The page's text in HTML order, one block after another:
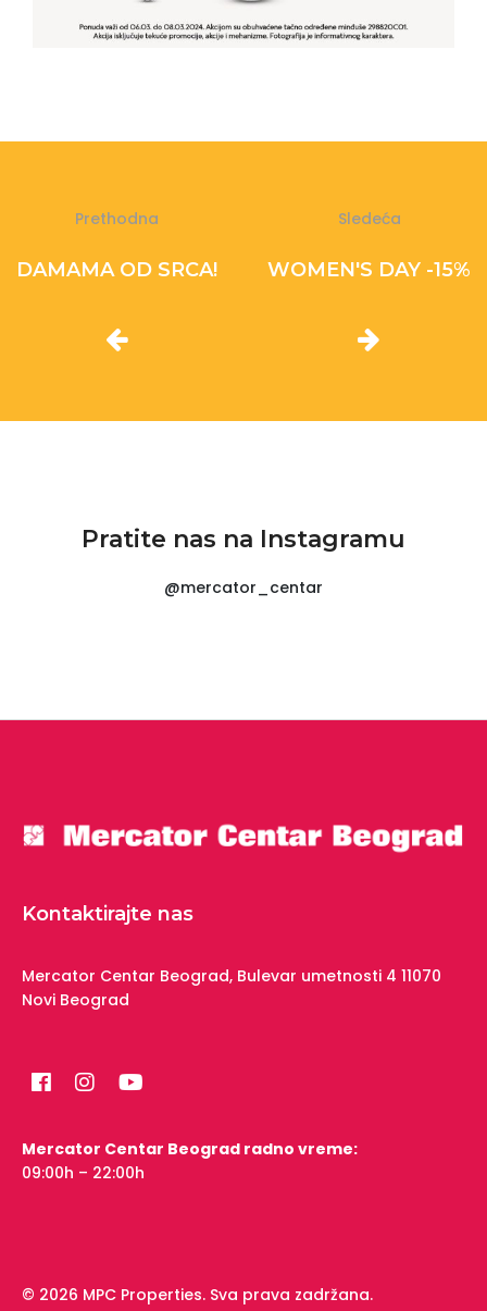
Prethodna
DAMAMA OD SRCA!
Sledeća
WOMEN'S DAY -15%
Pratite nas na Instagramu
@mercator_centar
Kontaktirajte nas
Mercator Centar Beograd, Bulevar umetnosti 4 11070
Novi Beograd
Mercator Centar Beograd radno vreme:
09:00h – 22:00h
© 2026 MPC Properties. Sva prava zadržana.